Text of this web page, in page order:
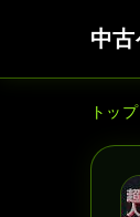
中
トップ